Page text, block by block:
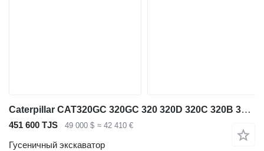
Caterpillar CAT320GC 320GC 320 320D 320C 320B 320E 323GC 323D 325D 329D 330D
451 600 TJS 49 000 $ ≈ 42 410 €
Гусеничный экскаватор